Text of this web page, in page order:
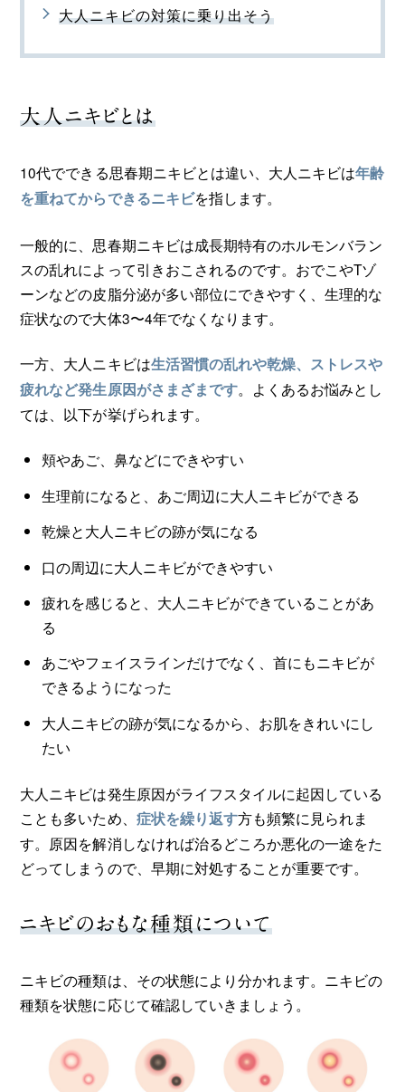
大人ニキビの対策に乗り出そう
大人ニキビとは
10代でできる思春期ニキビとは違い、大人ニキビは年齢
を重ねてからできるニキビを指します。
一般的に、思春期ニキビは成長期特有のホルモンバラン
スの乱れによって引きおこされるのです。おでこやTゾ
ーンなどの皮脂分泌が多い部位にできやすく、生理的な
症状なので大体3〜4年でなくなります。
一方、大人ニキビは生活習慣の乱れや乾燥、ストレスや
疲れなど発生原因がさまざまです。よくあるお悩みとし
ては、以下が挙げられます。
頬やあご、鼻などにできやすい
生理前になると、あご周辺に大人ニキビができる
乾燥と大人ニキビの跡が気になる
口の周辺に大人ニキビができやすい
疲れを感じると、大人ニキビができていることがあ
る
あごやフェイスラインだけでなく、首にもニキビが
できるようになった
大人ニキビの跡が気になるから、お肌をきれいにし
たい
大人ニキビは発生原因がライフスタイルに起因している
ことも多いため、 症状を繰り返す方も頻繁に見られま
す。原因を解消しなければ治るどころか悪化の一途をた
どってしまうので、早期に対処することが重要です。
ニキビのおもな種類について
ニキビの種類は、その状態により分かれます。ニキビの
種類を状態に応じて確認していきましょう。